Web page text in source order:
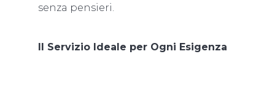
senza pensieri.
Il Servizio Ideale per Ogni Esigenza